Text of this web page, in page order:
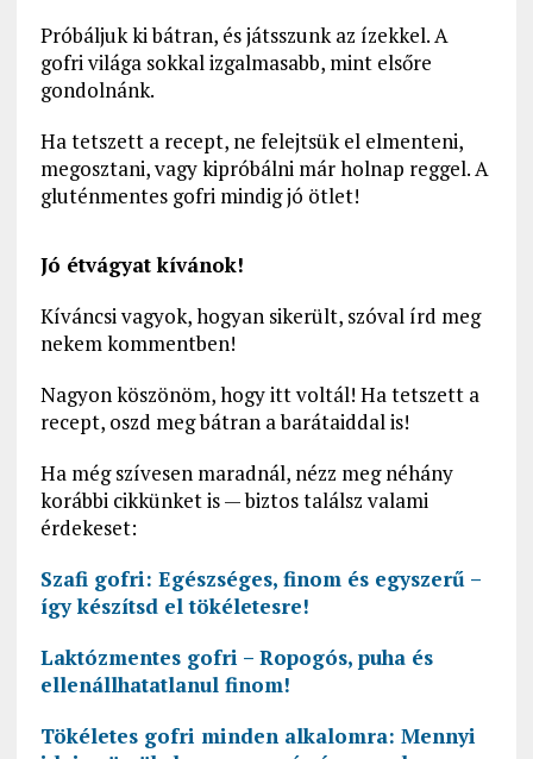
Próbáljuk ki bátran, és játsszunk az ízekkel. A
gofri világa sokkal izgalmasabb, mint elsőre
gondolnánk.
Ha tetszett a recept, ne felejtsük el elmenteni,
megosztani, vagy kipróbálni már holnap reggel. A
gluténmentes gofri mindig jó ötlet!
Jó étvágyat kívánok!
Kíváncsi vagyok, hogyan sikerült, szóval írd meg
nekem kommentben!
Nagyon köszönöm, hogy itt voltál! Ha tetszett a
recept, oszd meg bátran a barátaiddal is!
Ha még szívesen maradnál, nézz meg néhány
korábbi cikkünket is — biztos találsz valami
érdekeset:
Szafi gofri: Egészséges, finom és egyszerű –
így készítsd el tökéletesre!
Laktózmentes gofri – Ropogós, puha és
ellenállhatatlanul finom!
Tökéletes gofri minden alkalomra: Mennyi